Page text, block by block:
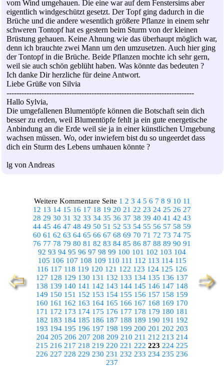
vom Wind umgehauen. Die eine war auf dem Fenstersims aber
eigentlich windgeschützt gesetzt. Der Topf ging dadurch in die
Brüche und die andere wesentlich größere Pflanze in einem sehr
schweren Tontopf hat es gestern beim Sturm von der kleinen
Brüstung gehauen. Keine Ahnung wie das überhaupt möglich war,
denn ich brauchte zwei Mann um den umzusetzen. Auch hier ging
der Tontopf in die Brüche. Beide Pflanzen mochte ich sehr gern,
weil sie auch schön geblüht haben. Was könnte das bedeuten ?
Ich danke Dir herzliche für deine Antwort.
Liebe Grüße von Silvia
---------------------------------------------------------------------------
Hallo Sylvia,
Die umgefallenen Blumentöpfe können die Botschaft sein dich
besser zu erden, weil Blumentöpfe fehlt ja ein gute energetische
Anbindung an die Erde weil sie ja in einer künstlichen Umgebung
wachsen müssen. Wo, oder inwiefern bist du so ungeerdet dass
dich ein Sturm des Lebens umhauen könnte ?
lg von Andreas
Weitere Kommentare Seite 1 2 3 4 5 6 7 8 9 10 11
12 13 14 15 16 17 18 19 20 21 22 23 24 25 26 27
28 29 30 31 32 33 34 35 36 37 38 39 40 41 42 43
44 45 46 47 48 49 50 51 52 53 54 55 56 57 58 59
60 61 62 63 64 65 66 67 68 69 70 71 72 73 74 75
76 77 78 79 80 81 82 83 84 85 86 87 88 89 90 91
92 93 94 95 96 97 98 99 100 101 102 103 104
105 106 107 108 109 110 111 112 113 114 115
116 117 118 119 120 121 122 123 124 125 126
127 128 129 130 131 132 133 134 135 136 137
138 139 140 141 142 143 144 145 146 147 148
149 150 151 152 153 154 155 156 157 158 159
160 161 162 163 164 165 166 167 168 169 170
171 172 173 174 175 176 177 178 179 180 181
182 183 184 185 186 187 188 189 190 191 192
193 194 195 196 197 198 199 200 201 202 203
204 205 206 207 208 209 210 211 212 213 214
215 216 217 218 219 220 221 222 223 224 225
226 227 228 229 230 231 232 233 234 235 236
237